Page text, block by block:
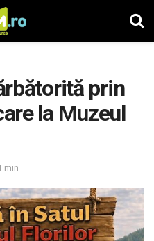
prin
la Muzeul
min